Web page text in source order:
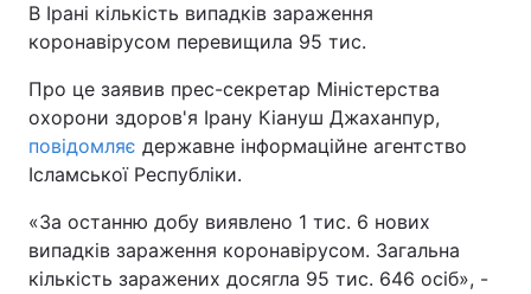
В Ірані кількість випадків зараження
коронавірусом перевищила 95 тис.
Про це заявив прес-секретар Міністерства
охорони здоров'я Ірану Кіануш Джаханпур,
повідомляє державне інформаційне агентство
Ісламської Республіки.
«За останню добу виявлено 1 тис. 6 нових
випадків зараження коронавірусом. Загальна
кількість заражених досягла 95 тис. 646 осіб», -